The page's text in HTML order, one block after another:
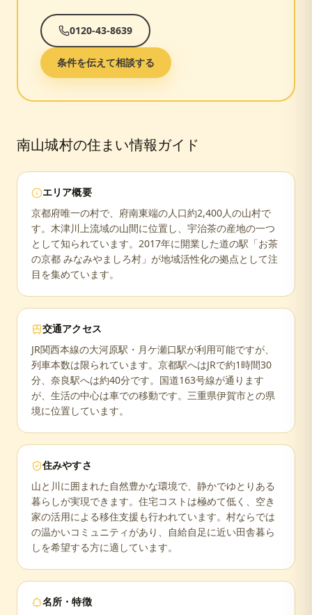
0120-43-8639
条件を伝えて相談する
南山城村の住まい情報ガイド
エリア概要
京都府唯一の村で、府南東端の人口約2,400人の山村で
す。木津川上流域の山間に位置し、宇治茶の産地の一つ
として知られています。2017年に開業した道の駅「お茶
の京都 みなみやましろ村」が地域活性化の拠点として注
目を集めています。
交通アクセス
JR関西本線の大河原駅・月ケ瀬口駅が利用可能ですが、
列車本数は限られています。京都駅へはJRで約1時間30
分、奈良駅へは約40分です。国道163号線が通ります
が、生活の中心は車での移動です。三重県伊賀市との県
境に位置しています。
住みやすさ
山と川に囲まれた自然豊かな環境で、静かでゆとりある
暮らしが実現できます。住宅コストは極めて低く、空き
家の活用による移住支援も行われています。村ならでは
の温かいコミュニティがあり、自給自足に近い田舎暮ら
しを希望する方に適しています。
名所・特徴